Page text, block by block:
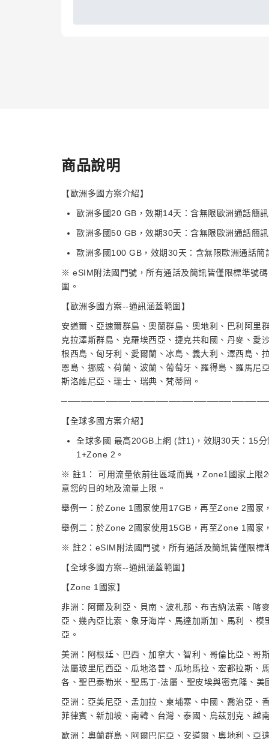
商品說明
【歐洲多國方案介紹】
歐洲多國20 GB，效期14天：含無限歐洲通話簡
歐洲多國50 GB，效期30天：含無限歐洲通話簡
歐洲多國100 GB，效期30天：含無限歐洲通話
※ eSIM附法國門號，所有通話及簡訊皆僅限標準號
圍。
【歐洲多國方案--通訊涵蓋範圍】
安道爾、亞速爾群島、奧蘭群島、奧地利、巴利阿里
克拉澤斯群島、克羅埃西亞、捷克共和國、丹麥、愛
根西島、匈牙利、愛爾蘭、冰島、義大利、澤西島、
恩島、挪威、荷蘭、波蘭、葡萄牙、羅得島、羅馬尼
斯洛維尼亞、瑞士、瑞典、梵蒂岡。
【全球多國方案介紹】
全球多國 最高20GB上網 (註1)，效期30天：15
1+Zone 2。
※ 註1： 可用流量依前往區域而異，Zone1國家上限
意您的目的地及流量上限。
舉例一：於Zone 1國家使用17GB，再至Zone 2國家
舉例二：於Zone 2國家使用15GB，再至Zone 1國家
※ 註2：eSIM附法國門號，所有通話及簡訊皆僅限標
【全球多國方案--通訊涵蓋範圍】
【Zone 1國家】
非洲：阿爾及利亞、貝南、波札那、布吉納法索、喀
亞、幾內亞比索、象牙海岸、馬達加斯加、馬利 、
亞。
美洲：阿根廷、巴西、加拿大、智利、哥倫比亞、哥
法屬玻里尼西亞、瓜地洛普、瓜地馬拉、宏都拉斯、
各、聖巴泰勒米、聖馬丁-法屬、聖皮埃與密克隆、美
亞洲：亞美尼亞、孟加拉、柬埔寨、中國、喬治亞、
菲律賓、新加坡、南韓、台灣、泰國、烏茲別克、越
歐洲：奧蘭群島、阿爾巴尼亞、安道爾、奧地利、亞